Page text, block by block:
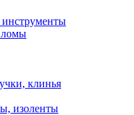
ломы
клинья
изоленты